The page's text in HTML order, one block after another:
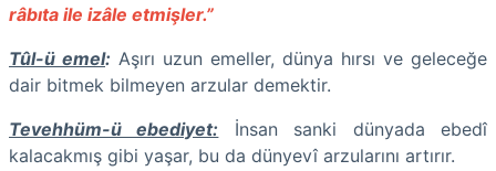
râbıta ile izâle etmişler.”
Tûl-ü emel: Aşırı uzun emeller, dünya hırsı ve geleceğe
dair bitmek bilmeyen arzular demektir.
Tevehhüm-ü ebediyet: İnsan sanki dünyada ebedî
kalacakmış gibi yaşar, bu da dünyevî arzularını artırır.